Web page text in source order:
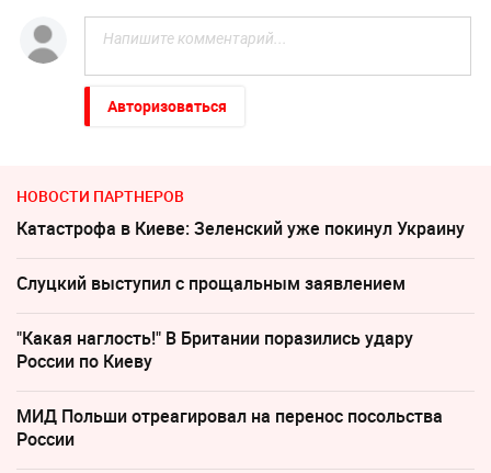
Авторизоваться
НОВОСТИ ПАРТНЕРОВ
Катастрофа в Киеве: Зеленский уже покинул Украину
Слуцкий выступил с прощальным заявлением
"Какая наглость!" В Британии поразились удару
России по Киеву
МИД Польши отреагировал на перенос посольства
России